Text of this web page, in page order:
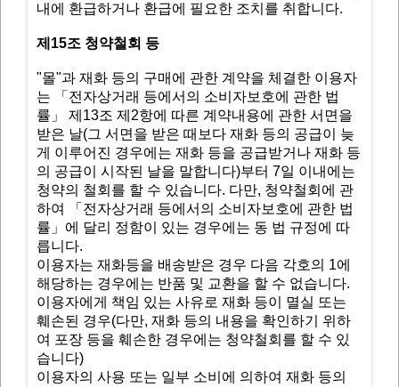
내에 환급하거나 환급에 필요한 조치를 취합니다.
제15조 청약철회 등
"몰"과 재화 등의 구매에 관한 계약을 체결한 이용자
는 「전자상거래 등에서의 소비자보호에 관한 법
률」 제13조 제2항에 따른 계약내용에 관한 서면을
받은 날(그 서면을 받은 때보다 재화 등의 공급이 늦
게 이루어진 경우에는 재화 등을 공급받거나 재화 등
의 공급이 시작된 날을 말합니다)부터 7일 이내에는
청약의 철회를 할 수 있습니다. 다만, 청약철회에 관
하여 「전자상거래 등에서의 소비자보호에 관한 법
률」에 달리 정함이 있는 경우에는 동 법 규정에 따
릅니다.
이용자는 재화등을 배송받은 경우 다음 각호의 1에
해당하는 경우에는 반품 및 교환을 할 수 없습니다.
이용자에게 책임 있는 사유로 재화 등이 멸실 또는
훼손된 경우(다만, 재화 등의 내용을 확인하기 위하
여 포장 등을 훼손한 경우에는 청약철회를 할 수 있
습니다)
이용자의 사용 또는 일부 소비에 의하여 재화 등의